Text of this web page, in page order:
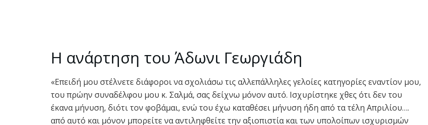
Η ανάρτηση του Άδωνι Γεωργιάδη
«Επειδή μου στέλνετε διάφοροι να σχολιάσω τις αλλεπάλληλες γελοίες κατηγορίες εναντίον μου,
του πρώην συναδέλφου μου κ. Σαλμά, σας δείχνω μόνον αυτό. Ισχυρίστηκε χθες ότι δεν του
έκανα μήνυση, διότι τον φοβάμαι, ενώ του έχω καταθέσει μήνυση ήδη από τα τέλη Απριλίου….
από αυτό και μόνον μπορείτε να αντιληφθείτε την αξιοπιστία και των υπολοίπων ισχυρισμών